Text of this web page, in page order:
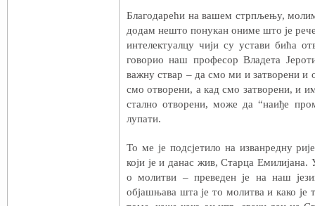
Благодарећи на вашем стрпљењу,
додам нешто понукан ониме што је
интелектуалцу чији су устави бића
говорио наш професор Владета
важну ствар – да смо ми и затворени и
смо отворени, а кад смо затворени, и
стално отворени, може да “наиђе
лупати.
То ме је подсјетило на изванредну
који је и данас жив, Старца Емилијана.
о молитви – преведен је на наш
објашњава шта је то молитва и како је